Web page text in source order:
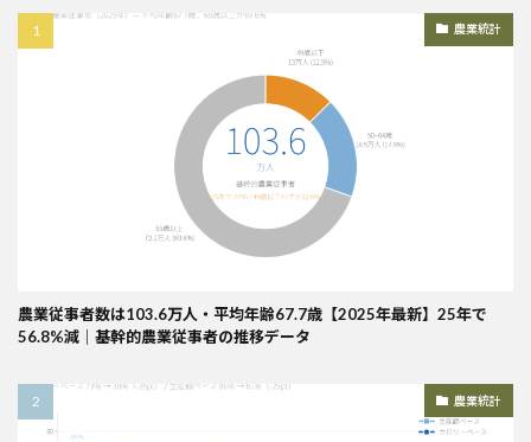
農業統計
農業従事者数は103.6万人・平均年齢67.7歳【2025年最新】25年で
56.8%減｜基幹的農業従事者の推移データ
農業統計